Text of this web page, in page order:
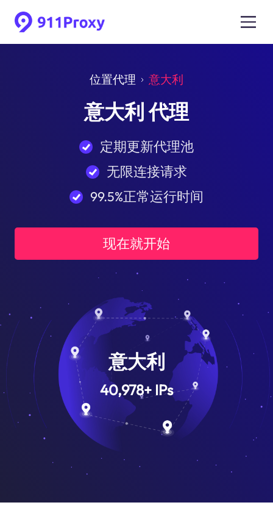
位置代理 意大利
意大利 代理
定期更新代理池
无限连接请求
99.5%正常运行时间
现在就开始
意大利
40,978+ IPs